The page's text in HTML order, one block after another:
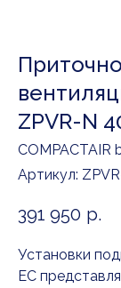
ZPVR-N
COMPACTAIR
Артикул:
391 950 р.
Установки
EC